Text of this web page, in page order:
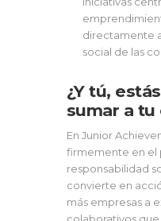
directamente
social de las
¿Y tú,
sumar a tu
En Junior
firmemente en el
responsabilidad
convierte en
más empresas a
colaborativos que